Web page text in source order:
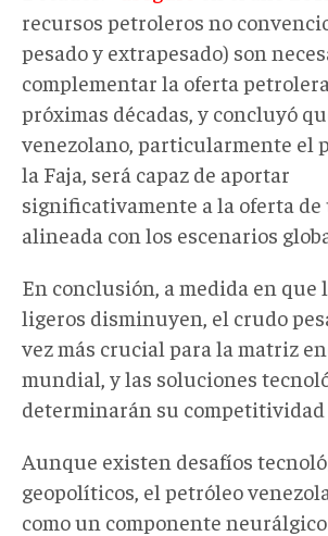
recursos petroleros no
pesado y extrapesado) son
complementar la oferta
próximas décadas, y concluyó
venezolano, particularmente el
la Faja, será capaz de aportar
significativamente a la oferta de
alineada con los escenarios
En conclusión, a medida en que
ligeros disminuyen, el crudo
vez más crucial para la matriz
mundial, y las soluciones
determinarán su
Aunque existen desafíos
geopolíticos, el petróleo
como un componente